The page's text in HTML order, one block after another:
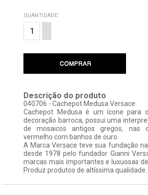
QUANTIDADE:
Descrição do produto
040706 - Cachepot Medusa Versace.
Cachepot Medusa é um ícone para
decoração barroca, possui uma
de mosaicos antigos gregos, nas
vermelho com banhos de ouro.
A Marca Versace teve sua fundação
desde 1978 pelo fundador Gianni
marcas mais importantes e luxuosas
Produz produtos de altíssima qualidade.